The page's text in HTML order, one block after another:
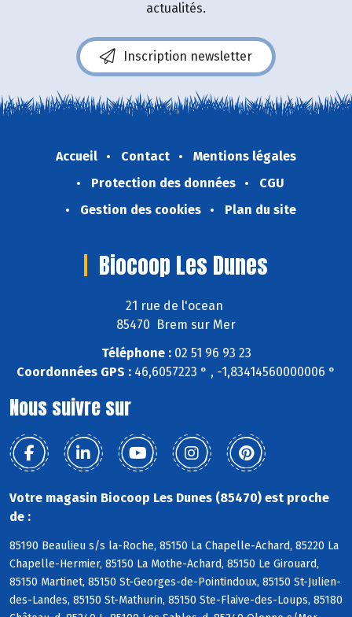
actualités.
Inscription newsletter
Accueil Contact
Mentions légales
Protection des données
CGU
Gestion des cookies
Plan du site
Biocoop Les Dunes
21 rue de l'ocean
85470 Brem sur Mer
Téléphone :02 51 96 93 23
Coordonnées GPS : 46,6057223 ° , -1,83414560000006 °
Nous suivre sur
Votre magasin Biocoop Les Dunes (85470) est proche
de :
85190 Beaulieu s/s la-Roche, 85150 La Chapelle-Achard, 85220 La
Chapelle-Hermier, 85150 La Mothe-Achard, 85150 Le Girouard,
85150 Martinet, 85150 St-Georges-de-Pointindoux, 85150 St-Julien-
des-Landes, 85150 St-Mathurin, 85150 Ste-Flaive-des-Loups, 85180